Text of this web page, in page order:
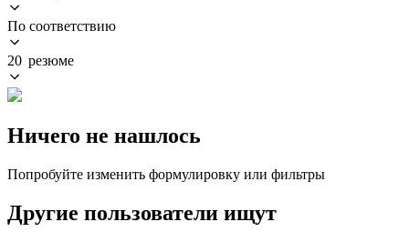
По соответствию
20 резюме
Ничего не нашлось
Попробуйте изменить формулировку или фильтры
Другие пользователи ищут